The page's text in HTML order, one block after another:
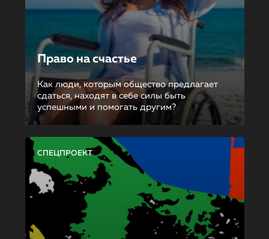
Право на счастье
Как люди, которым общество предлагает
сдаться, находят в себе силы быть
успешными и помогать другим?
СПЕЦПРОЕКТ